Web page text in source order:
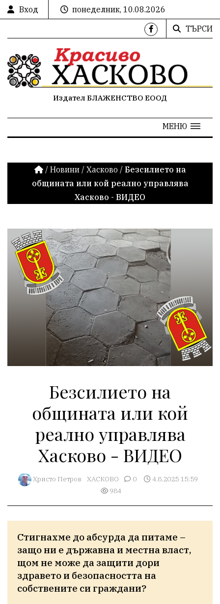
Вход
понеделник, 10.08.2026
ТЪРСИ
Издател БЛАЖЕНСТВО ЕООД
МЕНЮ
/ Новини / Хасково / Безсилието на
общината или кой реално управлява
Хасково - ВИДЕО
Безсилието на
общината или кой
реално управлява
Хасково - ВИДЕО
Христо Петров ХАСКОВО 0
4.8.2025 15:59
984
Стигнахме до абсурда да питаме –
защо ни е държавна и местна власт,
щом не може да защити дори
здравето и безопасността на
собствените си граждани?